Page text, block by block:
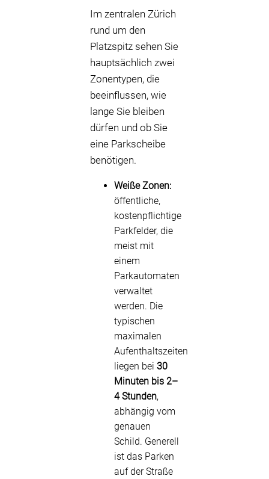
Im zentralen Zürich
rund um den
Platzspitz sehen Sie
hauptsächlich zwei
Zonentypen, die
beeinflussen, wie
lange Sie bleiben
dürfen und ob Sie
eine Parkscheibe
benötigen.
Weiße Zonen:
öffentliche,
kostenpflichtige
Parkfelder, die
meist mit
einem
Parkautomaten
verwaltet
werden. Die
typischen
maximalen
Aufenthaltszeiten
liegen bei 30
Minuten bis 2–
4 Stunden,
abhängig vom
genauen
Schild. Generell
ist das Parken
auf der Straße